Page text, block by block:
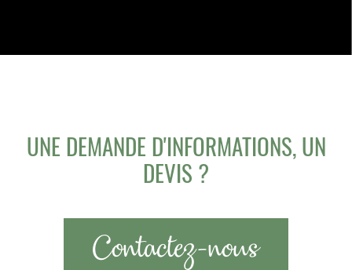
UNE DEMANDE D'INFORMATIONS, UN
DEVIS ?
Contactez-nous